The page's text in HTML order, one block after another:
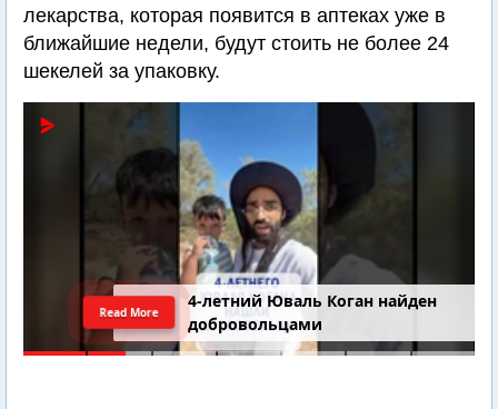
лекарства, которая появится в аптеках уже в
ближайшие недели, будут стоить не более 24
шекелей за упаковку.
4-летний Юваль Коган найден
добровольцами
Read More